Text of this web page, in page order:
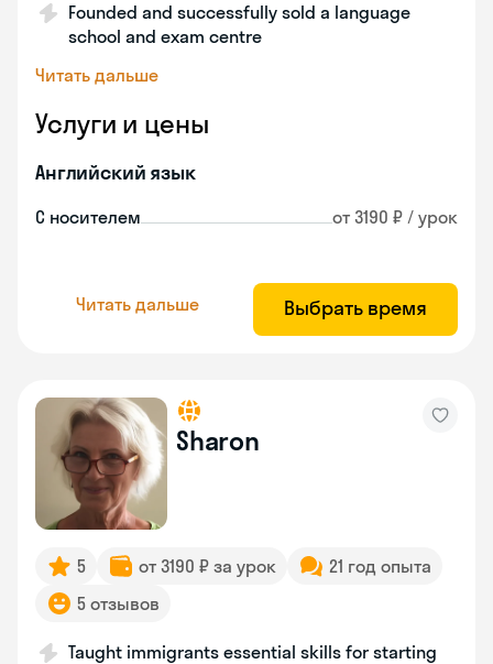
Founded and successfully sold a language
school and exam centre
Читать дальше
Услуги и цены
Английский язык
С носителем от 3190 ₽ / урок
Читать дальше Выбрать время
Sharon
5 от 3190 ₽ за урок
21 год опыта
5 отзывов
Taught immigrants essential skills for starting